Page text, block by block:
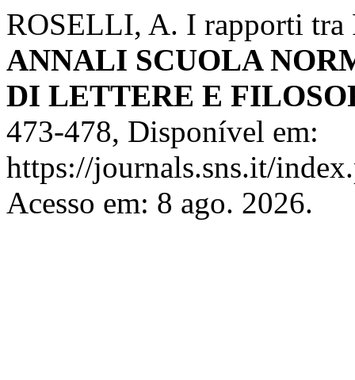
ROSELLI, A. I rapporti tra
ANNALI SCUOLA
DI LETTERE E
473-478, Disponível em:
https://journals.sns.it/
Acesso em: 8 ago. 2026.